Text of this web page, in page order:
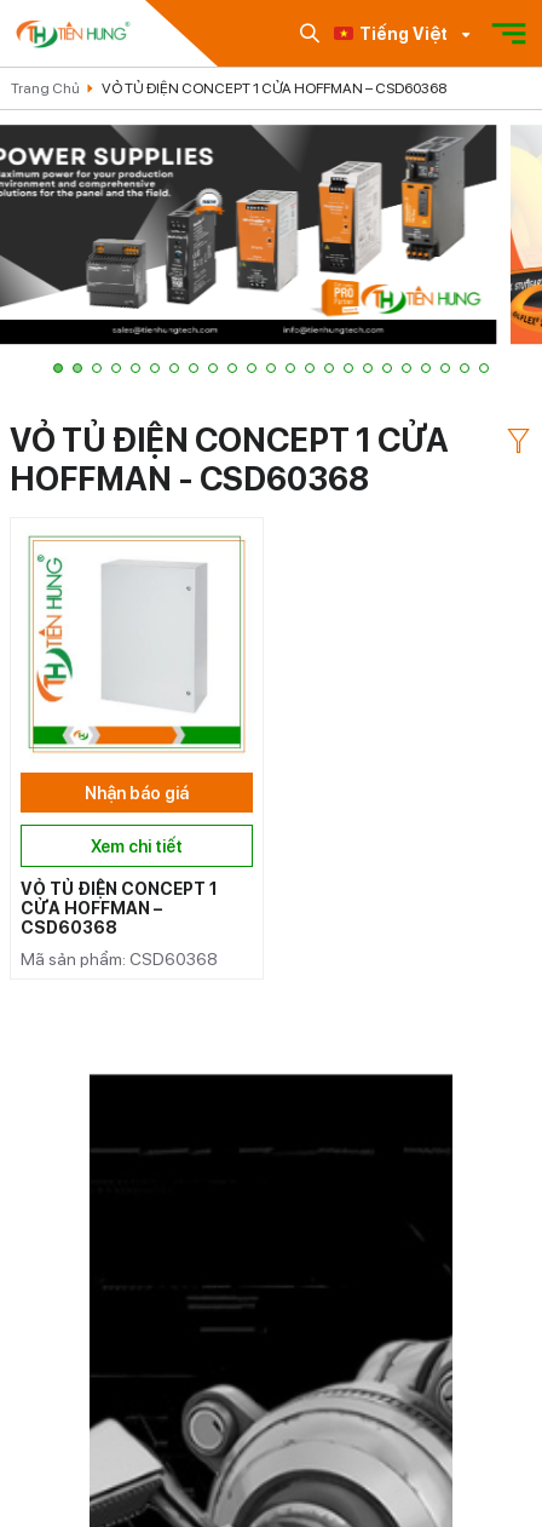
Tiếng Việt
Trang Chủ VỎ TỦ ĐIỆN CONCEPT 1 CỬA HOFFMAN – CSD60368
VỎ TỦ ĐIỆN CONCEPT 1 CỬA
HOFFMAN - CSD60368
Nhận báo giá
Xem chi tiết
VỎ TỦ ĐIỆN CONCEPT 1
CỬA HOFFMAN –
CSD60368
Mã sản phẩm: CSD60368